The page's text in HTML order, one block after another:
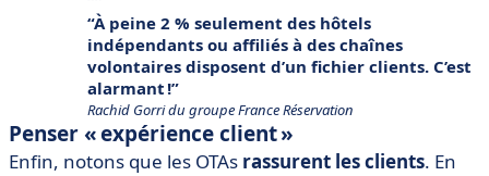
À peine 2 % seulement des hôtels
indépendants ou affiliés à des chaînes
volontaires disposent d’un fichier clients. C’est
alarmant !
Rachid Gorri du groupe France Réservation
Penser « expérience client »
Enfin, notons que les OTAs rassurent les clients. En